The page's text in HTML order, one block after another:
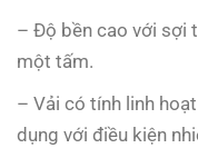
– Độ bền cao với sợi
một tấm.
– Vải có tính linh
dụng với điều kiện